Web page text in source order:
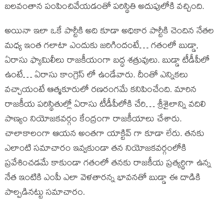
బలవంతాన పంపించివేయడంతో పరిస్థితి అదుపులోకి వచ్చింది.
అయినా ఇలా ఒకే పార్టీకి అది కూడా అధికార పార్టీకి చెందిన నేతల
మధ్య ఇంత గలాటా ఎందుకు జరిగిందంటే… గతంలో బుడ్డా,
ఏరాసు ఫ్యామిలీలు రాజకీయంగా బద్ధ శత్రువులు. బుడ్డా టీడీపీలో
ఉంటే… ఏరాసు కాంగ్రెస్ లో ఉండేవారు. దీంతో ఎన్నికలు
వచ్చాయంటే ఆత్మకూరులో రణరంగమే కనిపించేంది. మారిన
రాజకీయ పరిస్థితుల్లో ఏరాసు టీడీపీలోకి చేరి… శ్రీశైలాన్ని వదిలి
పాణ్యం నియోజకవర్గం కేంద్రంగా రాజకీయాలు చేశారు.
చాలాకాలంగా ఆయన అంతగా యాక్టివ్ గా కూడా లేరు. తనకు
ఎలాంటి సమాచారం ఇవ్వకుండా తన నియోజకవర్గంలోకి
ప్రవేశించడమే కాకుండా గతంలో తనకు రాజకీయ ప్రత్యర్థిగా ఉన్న
నేత ఇంటికి ఎంపీ ఎలా వెళతారన్న భావనతో బుడ్డా ఈ దాడికి
పాల్పడినట్టు సమాచారం.